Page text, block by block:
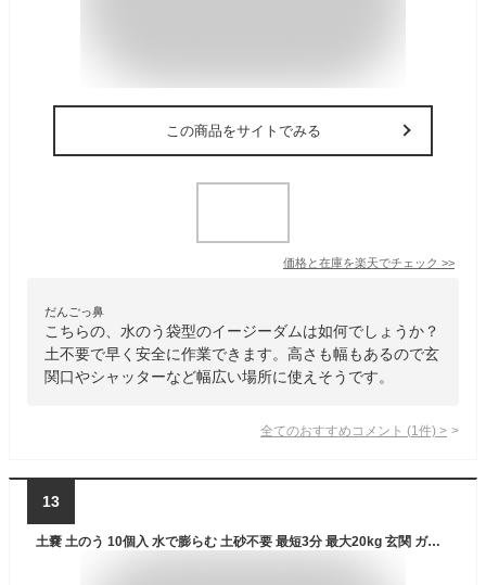
この商品をサイトでみる
価格と在庫を楽天でチェック >>
だんごっ鼻
こちらの、水のう袋型のイージーダムは如何でしょうか？
土不要で早く安全に作業できます。高さも幅もあるので玄
関口やシャッターなど幅広い場所に使えそうです。
全てのおすすめコメント (1 件) >
13
土嚢 土のう 10個入 水で膨らむ 土砂不要 最短3分 最大20kg 玄関 ガレージ 排水溝 約2.2m せき止める 大雨 豪雨 台風 水害 浸水対策 防災 防災用品 土嚢袋 緊急 簡易土のう 使い切り アイリスオーヤマ MKD-10 *